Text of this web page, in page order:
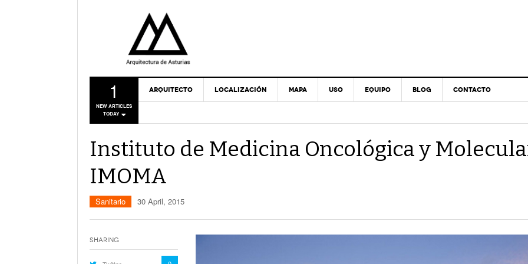
1
NEW ARTICLES
TODAY
ARQUITECTO LOCALIZACIÓN MAPA USO EQUIPO BLOG CONTACTO
Instituto de Medicina Oncológica y
IMOMA
Sanitario 30 April, 2015
Sharing